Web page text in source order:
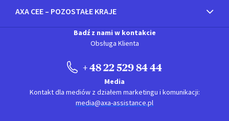
AXA CEE – POZOSTAŁE KRAJE
Badź z nami w kontakcie
Obsługa Klienta
+ 48 22 529 84 44
Media
Kontakt dla mediów z działem marketingu i komunikacji:
media@axa-assistance.pl